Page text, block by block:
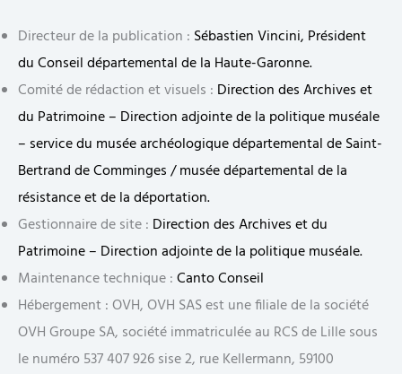
Directeur de la publication : Sébastien Vincini, Président
du Conseil départemental de la Haute-Garonne.
Comité de rédaction et visuels : Direction des Archives et
du Patrimoine – Direction adjointe de la politique muséale
– service du musée archéologique départemental de Saint-
Bertrand de Comminges / musée départemental de la
résistance et de la déportation.
Gestionnaire de site : Direction des Archives et du
Patrimoine – Direction adjointe de la politique muséale.
Maintenance technique :Canto Conseil
Hébergement : OVH, OVH SAS est une filiale de la société
OVH Groupe SA, société immatriculée au RCS de Lille sous
le numéro 537 407 926 sise 2, rue Kellermann, 59100